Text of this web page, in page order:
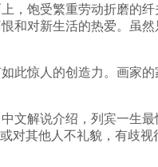
饱受繁重劳动折磨的
对新生活的热爱。虽
惊人的创造力。画家
解说介绍，列宾一生
对其他人不礼貌，有歧